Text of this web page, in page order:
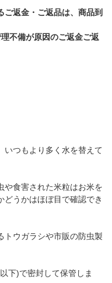
ご返金・ご返品は、商品到
不備が原因のご返金ご返
つもより多く水を替えて
食害された米粒はお米を
うかはほぼ目で確認でき
ウガラシや市販の防虫製
下)で密封して保管しま